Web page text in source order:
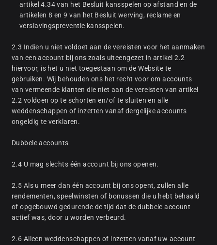
artikel 4.34 van het Besluit kansspelen op afstand en de
artikelen 8 en 9 van het Besluit werving, reclame en
verslavingspreventie kansspelen.
2.3 Indien u niet voldoet aan de vereisten voor het aanmaken
van een account bij ons zoals uiteengezet in artikel 2.2
hiervoor, is het u niet toegestaan om de Website te
gebruiken. Wij behouden ons het recht voor om accounts
van vermeende klanten die niet aan de vereisten van artikel
2.2 voldoen op te schorten en/of te sluiten en alle
weddenschappen of inzetten vanaf dergelijke accounts
ongeldig te verklaren.
Dubbele accounts
2.4 U mag slechts één account bij ons openen.
2.5 Als u meer dan één account bij ons opent, zullen alle
rendementen, speelwinsten of bonussen die u hebt behaald
of opgebouwd gedurende de tijd dat de dubbele account
actief was, door u worden verbeurd.
2.6 Alleen weddenschappen of inzetten vanaf uw account